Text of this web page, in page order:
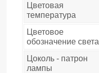
Цветовая
температура
Цветовое
обозначение света
Цоколь - патрон
лампы